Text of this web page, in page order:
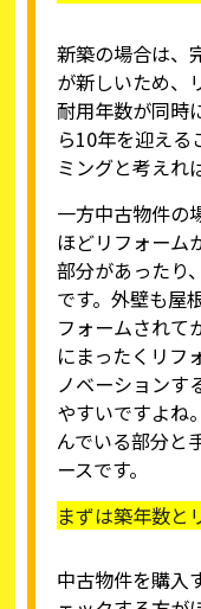
新築の場合は、
が新しいため、
耐用年数が同時
ら10年を迎える
ミングと考えれ
一方中古物件の
ほどリフォーム
部分があったり
です。外壁も屋
フォームされて
にまったくリフ
ノベーションす
やすいですよね
んでいる部分と
ースです。
まずは築年数と
中古物件を購入